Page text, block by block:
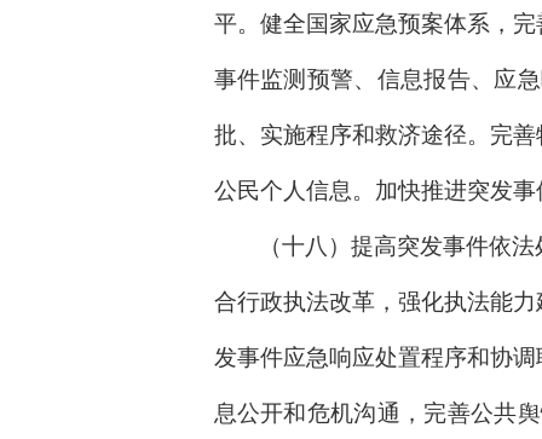
平。健全国家应急预案体系，
事件监测预警、信息报告、应
批、实施程序和救济途径。完
公民个人信息。加快推进突发
（十八）提高突发事件依
合行政执法改革，强化执法能
发事件应急响应处置程序和协
息公开和危机沟通，完善公共